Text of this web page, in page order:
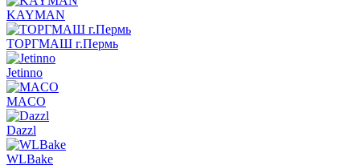
KAYMAN
ТОРГМАШ г.Пермь
Jetinno
MACO
Dazzl
WLBake